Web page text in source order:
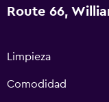
Route 66,
Limpieza
Comodidad